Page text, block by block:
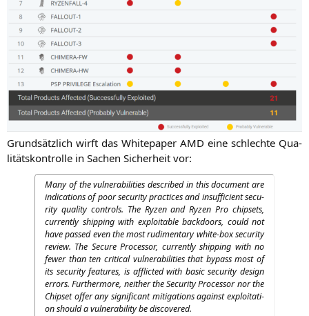
Grund­sätz­lich wirft das White­pa­per AMD eine schlech­te Qua­
li­täts­kon­trol­le in Sachen Sicher­heit vor:
Many of the vul­nerabi­li­ties descri­bed in this docu­ment are
indi­ca­ti­ons of poor secu­ri­ty prac­ti­ces and insuf­fi­ci­ent secu­
ri­ty qua­li­ty con­trols. The Ryzen and Ryzen Pro chip­sets,
curr­ent­ly ship­ping with explo­ita­ble back­doors, could not
have pas­sed even the most rudi­men­ta­ry white-box secu­ri­ty
review. The Secu­re Pro­ces­sor, curr­ent­ly ship­ping with no
fewer than ten cri­ti­cal vul­nerabi­li­ties that bypass most of
its secu­ri­ty fea­tures, is aff­lic­ted with basic secu­ri­ty design
errors. Fur­ther­mo­re, neither the Secu­ri­ty Pro­ces­sor nor the
Chip­set offer any signi­fi­cant miti­ga­ti­ons against explo­ita­ti­
on should a vul­nerabi­li­ty be discovered.